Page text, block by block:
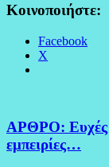
Κοινοποιήστε:
Facebook
X
ΑΡΘΡΟ: Ευχές
εμπειρίες…